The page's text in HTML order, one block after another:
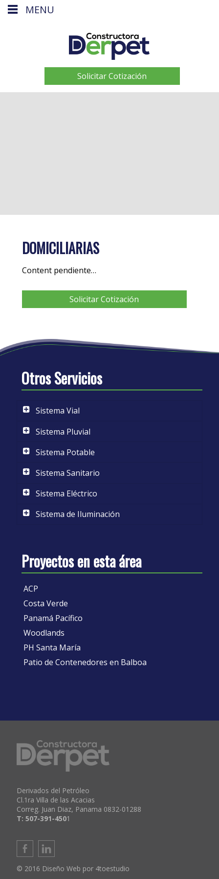
Solicitar Cotización
DOMICILIARIAS
Content pendiente…
Solicitar Cotización
Otros Servicios
Sistema Vial
Sistema Pluvial
Sistema Potable
Sistema Sanitario
Sistema Eléctrico
Sistema de Iluminación
Proyectos en esta área
ACP
Costa Verde
Panamá Pacífico
Woodlands
PH Santa María
Patio de Contenedores en Balboa
Derivados del Petróleo
Cl.1ra Villa de las Acacias
Correg. Juan Diaz, Panama 0832-01288
T: 507-391-4501
© 2016 Diseño Web por 4toestudio
MENU